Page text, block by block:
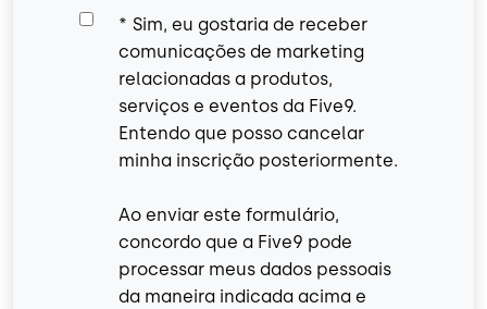
* Sim, eu gostaria de receber
comunicações de marketing
relacionadas a produtos,
serviços e eventos da Five9.
Entendo que posso cancelar
minha inscrição posteriormente.
Ao enviar este formulário,
concordo que a Five9 pode
processar meus dados pessoais
da maneira indicada acima e